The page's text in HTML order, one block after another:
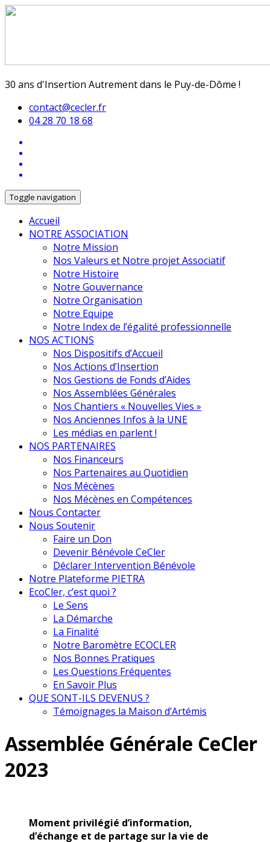
30 ans d'Insertion Autrement dans le Puy-de-Dôme !
contact@cecler.fr
04 28 70 18 68
Toggle navigation
Accueil
NOTRE ASSOCIATION
Notre Mission
Nos Valeurs et Notre projet Associatif
Notre Histoire
Notre Gouvernance
Notre Organisation
Notre Equipe
Notre Index de l’égalité professionnelle
NOS ACTIONS
Nos Dispositifs d’Accueil
Nos Actions d’Insertion
Nos Gestions de Fonds d’Aides
Nos Assemblées Générales
Nos Chantiers « Nouvelles Vies »
Nos Anciennes Infos à la UNE
Les médias en parlent !
NOS PARTENAIRES
Nos Financeurs
Nos Partenaires au Quotidien
Nos Mécènes
Nos Mécènes en Compétences
Nous Contacter
Nous Soutenir
Faire un Don
Devenir Bénévole CeCler
Déclarer Intervention Bénévole
Notre Plateforme PIETRA
EcoCler, c’est quoi ?
Le Sens
La Démarche
La Finalité
Notre Baromètre ECOCLER
Nos Bonnes Pratiques
Les Questions Fréquentes
En Savoir Plus
QUE SONT-ILS DEVENUS ?
Témoignages la Maison d’Artémis
Assemblée Générale CeCler
2023
Moment privilégié d’information,
d’échange et de partage sur la vie de